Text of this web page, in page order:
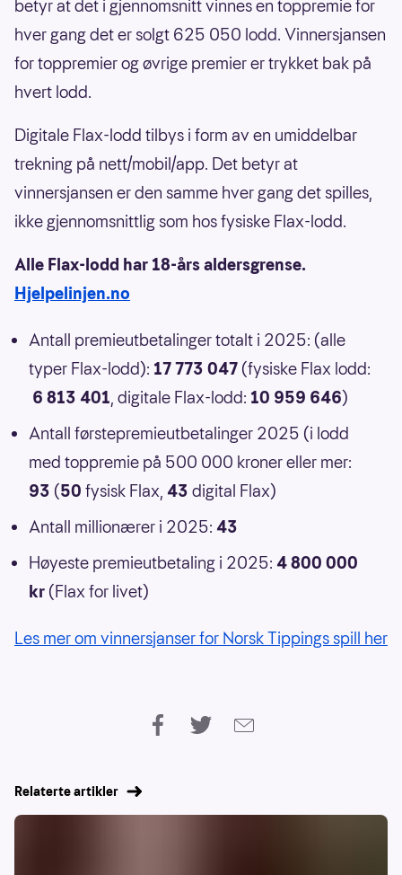
betyr at det i gjennomsnitt vinnes en toppremie for
hver gang det er solgt 625 050 lodd. Vinnersjansen
for toppremier og øvrige premier er trykket bak på
hvert lodd.
Digitale Flax-lodd tilbys i form av en umiddelbar
trekning på nett/mobil/app. Det betyr at
vinnersjansen er den samme hver gang det spilles,
ikke gjennomsnittlig som hos fysiske Flax-lodd.
Alle Flax-lodd har 18-års aldersgrense.
Hjelpelinjen.no
Antall premieutbetalinger totalt i 2025: (alle
typer Flax-lodd): 17 773 047 (fysiske Flax lodd:
6 813 401, digitale Flax-lodd: 10 959 646)
Antall førstepremieutbetalinger 2025 (i lodd
med toppremie på 500 000 kroner eller mer:
93 (50 fysisk Flax, 43 digital Flax)
Antall millionærer i 2025: 43
Høyeste premieutbetaling i 2025: 4 800 000
kr (Flax for livet)
Les mer om vinnersjanser for Norsk Tippings spill her
Relaterte artikler